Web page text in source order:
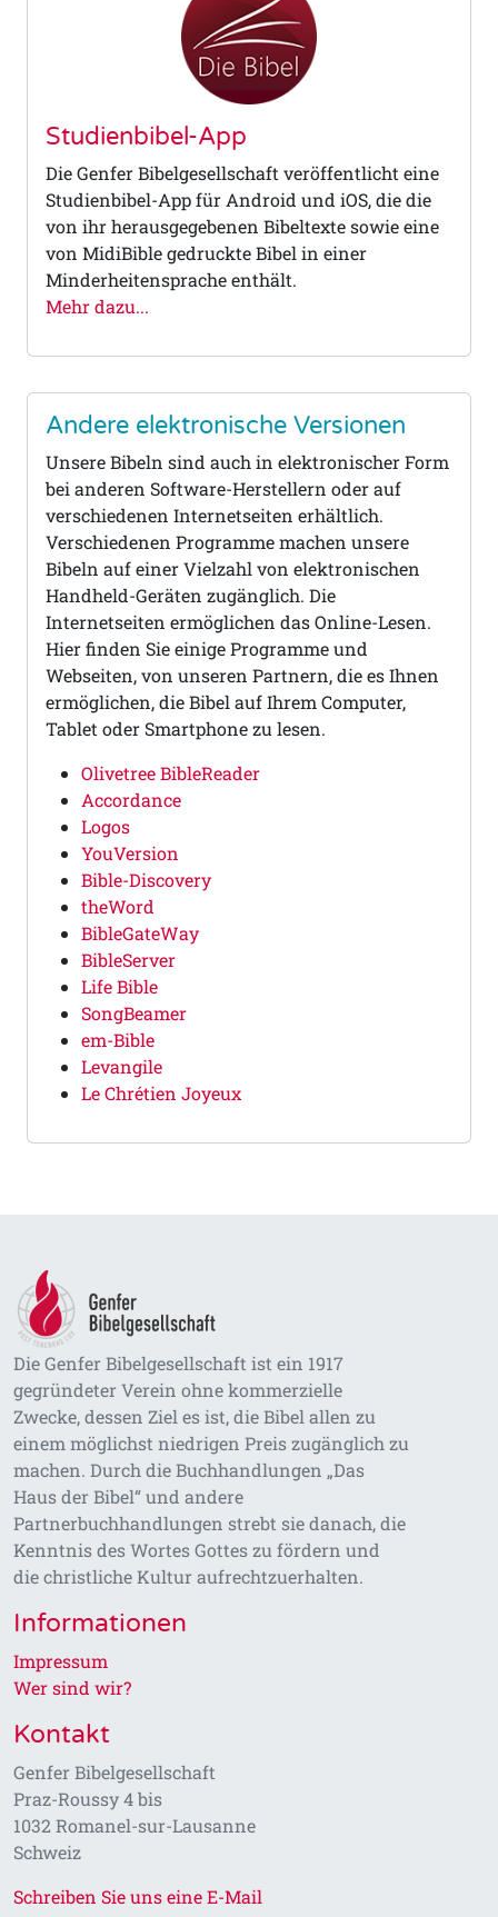
Studienbibel-App
Die Genfer Bibelgesellschaft veröffentlicht eine
Studienbibel-App für Android und iOS, die die
von ihr herausgegebenen Bibeltexte sowie eine
von MidiBible gedruckte Bibel in einer
Minderheitensprache enthält.
Mehr dazu...
Andere elektronische Versionen
Unsere Bibeln sind auch in elektronischer Form
bei anderen Software-Herstellern oder auf
verschiedenen Internetseiten erhältlich.
Verschiedenen Programme machen unsere
Bibeln auf einer Vielzahl von elektronischen
Handheld-Geräten zugänglich. Die
Internetseiten ermöglichen das Online-Lesen.
Hier finden Sie einige Programme und
Webseiten, von unseren Partnern, die es Ihnen
ermöglichen, die Bibel auf Ihrem Computer,
Tablet oder Smartphone zu lesen.
Olivetree BibleReader
Accordance
Logos
YouVersion
Bible-Discovery
theWord
BibleGateWay
BibleServer
Life Bible
SongBeamer
em-Bible
Levangile
Le Chrétien Joyeux
Die Genfer Bibelgesellschaft ist ein 1917
gegründeter Verein ohne kommerzielle
Zwecke, dessen Ziel es ist, die Bibel allen zu
einem möglichst niedrigen Preis zugänglich zu
machen. Durch die Buchhandlungen „Das
Haus der Bibel“ und andere
Partnerbuchhandlungen strebt sie danach, die
Kenntnis des Wortes Gottes zu fördern und
die christliche Kultur aufrechtzuerhalten.
Informationen
Impressum
Wer sind wir?
Kontakt
Genfer Bibelgesellschaft
Praz-Roussy 4 bis
1032 Romanel-sur-Lausanne
Schweiz
Schreiben Sie uns eine E-Mail